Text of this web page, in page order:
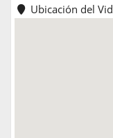
Ubicación del